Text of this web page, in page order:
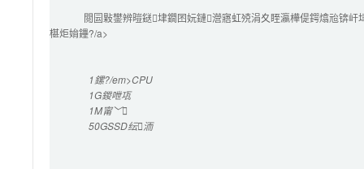
閲囩敤鐢辨暟鎹垏鐗囨妧鏈瀯寤虹殑涓夊眰瀛樺偍鍔熻兘锛
椹炬姢鑸?/a>
1鏍?/em>CPU
1G鍐呭瓨
1M甯﹀
50GSSD纭洏